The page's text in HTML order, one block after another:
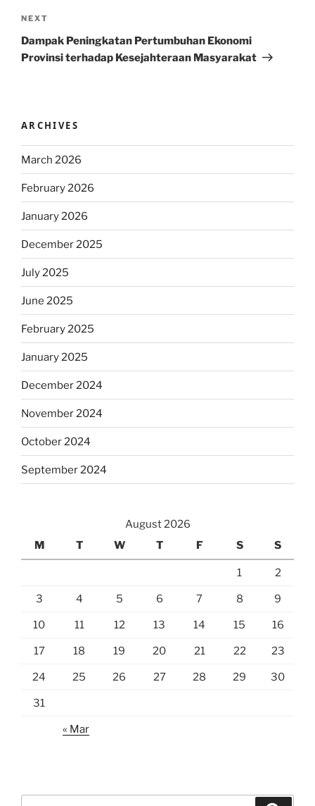
Next
Post
NEXT
Dampak Peningkatan Pertumbuhan Ekonomi
Provinsi terhadap Kesejahteraan Masyarakat
ARCHIVES
March 2026
February 2026
January 2026
December 2025
July 2025
June 2025
February 2025
January 2025
December 2024
November 2024
October 2024
September 2024
August 2026
M
T W T F S S
1 2
3 4 5 6 7 8 9
10 11 12 13 14 15 16
17 18 19 20 21 22 23
24 25 26 27 28 29 30
31
« Mar